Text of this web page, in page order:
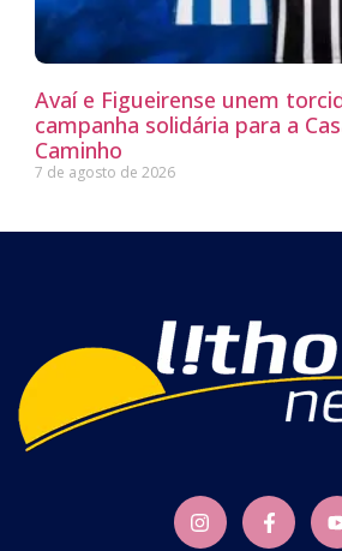
Avaí e Figueirense unem
campanha solidária para a
Caminho
7 de agosto de 2026